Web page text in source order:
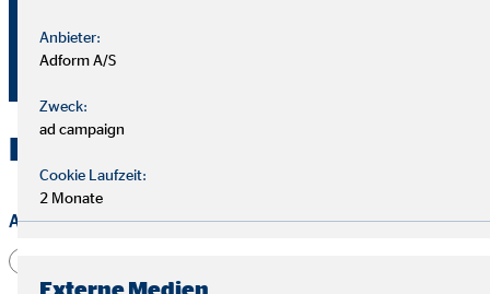
Kontakt zu OVB in Siegen
Anrede
Anbieter:
Adform A/S
Zweck:
ad campaign
Cookie Laufzeit:
2 Monate
Externe Medien